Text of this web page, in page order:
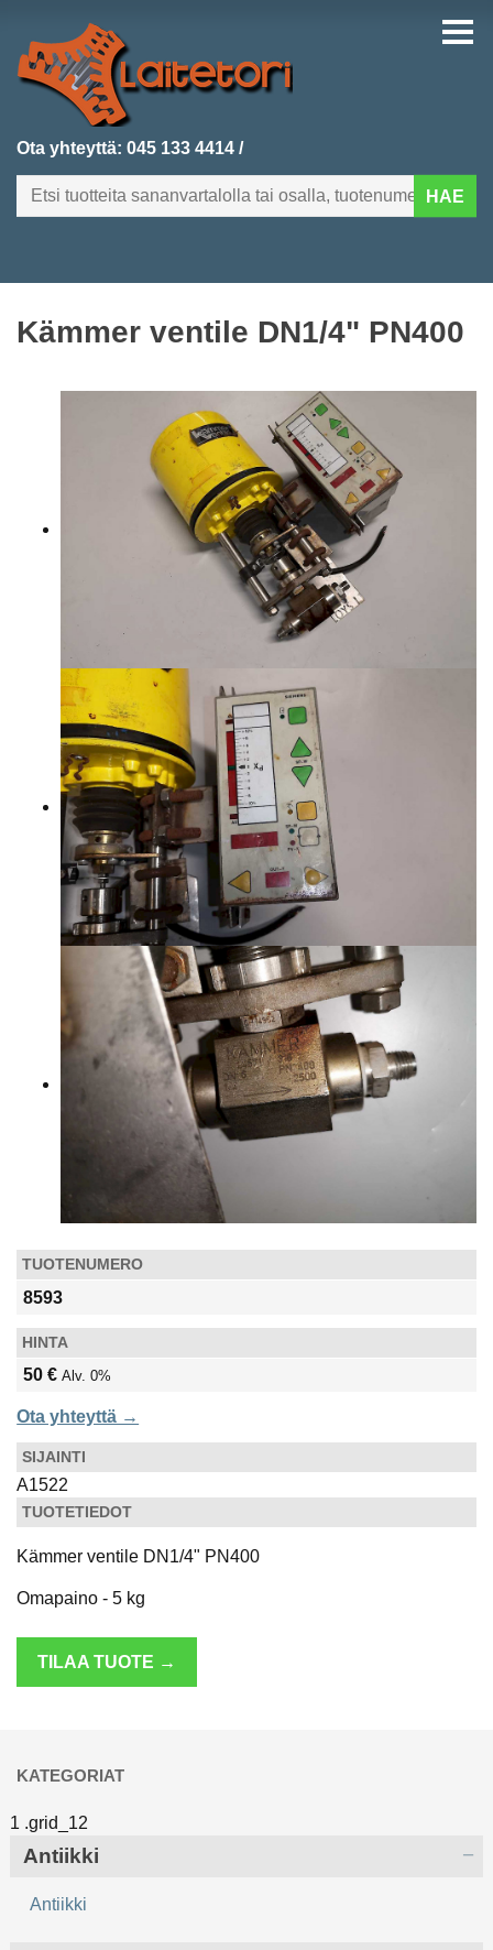
Ota yhteyttä: 045 133 4414 /
HAE
ETUSIVU
VIIMEKSI LISÄTYT
YHTEYSTIEDOT
Kämmer ventile DN1/4" PN400
TUOTENUMERO
8593
HINTA
50 € Alv. 0%
Ota yhteyttä →
SIJAINTI
A1522
TUOTETIEDOT
Kämmer ventile DN1/4" PN400
Omapaino - 5 kg
TILAA TUOTE →
KATEGORIAT
Antiikki
Antiikki